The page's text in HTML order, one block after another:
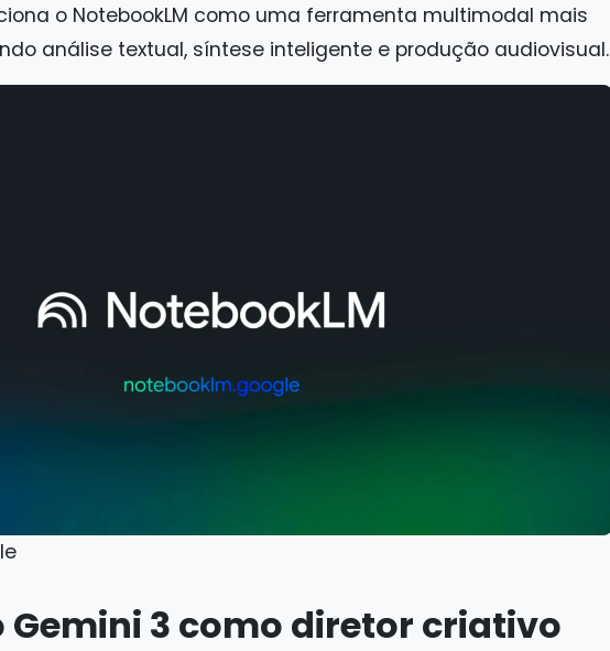
o NotebookLM como uma ferramenta multimodal mais
análise textual, síntese inteligente e produção audiovisual.
Gemini 3 como diretor criativo